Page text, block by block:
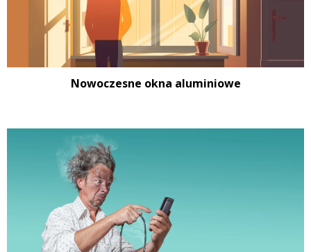
Nowoczesne okna aluminiowe